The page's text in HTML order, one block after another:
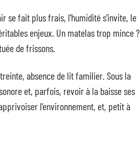
se fait plus frais, l’humidité s’invite, le
enjeux. Un matelas trop mince ?
de frissons.
absence de lit familier. Sous la
et, parfois, revoir à la baisse ses
l’environnement, et, petit à